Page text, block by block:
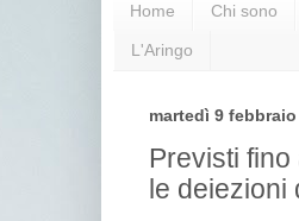
Home Chi sono
L'Aringo
martedì 9 febbraio
Previsti
le deiezioni